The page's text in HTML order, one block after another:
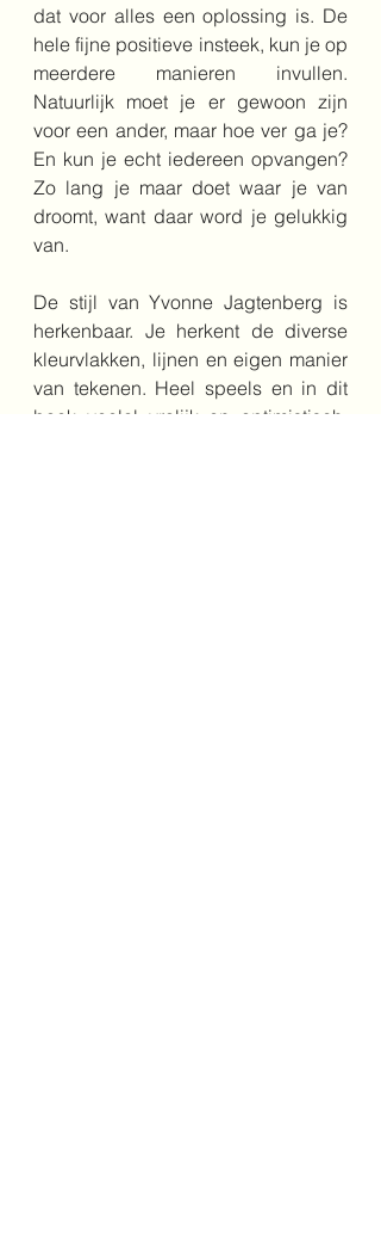
dat voor alles een oplossing is. De
hele fijne positieve insteek, kun je op
meerdere manieren invullen.
Natuurlijk moet je er gewoon zijn
voor een ander, maar hoe ver ga je?
En kun je echt iedereen opvangen?
Zo lang je maar doet waar je van
droomt, want daar word je gelukkig
van.
De stijl van Yvonne Jagtenberg is
herkenbaar. Je herkent de diverse
kleurvlakken, lijnen en eigen manier
van tekenen. Heel speels en in dit
boek veelal vrolijk en optimistisch.